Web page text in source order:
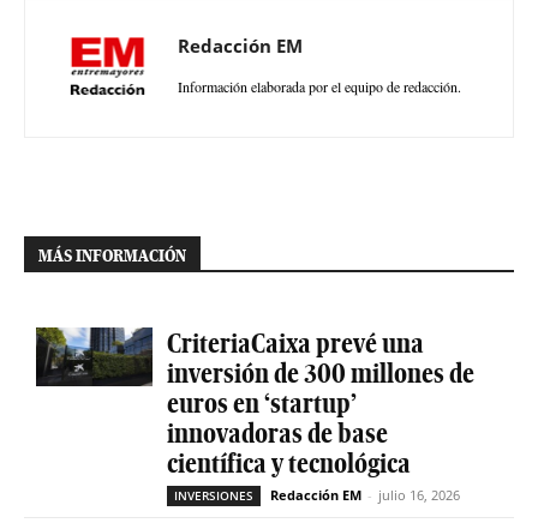
Redacción EM
Información elaborada por el equipo de redacción.
MÁS INFORMACIÓN
CriteriaCaixa prevé una
inversión de 300 millones de
euros en ‘startup’
innovadoras de base
científica y tecnológica
INVERSIONES Redacción EM - julio 16, 2026